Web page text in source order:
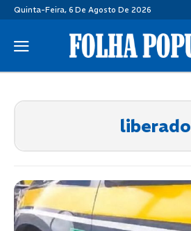
Quinta-Feira, 6 De Agosto De 2026
liberado